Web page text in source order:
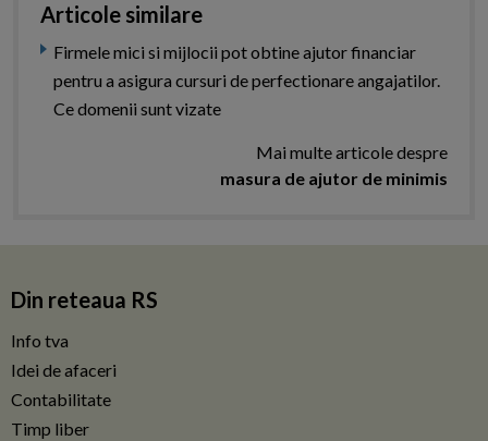
Articole similare
Firmele mici si mijlocii pot obtine ajutor financiar
pentru a asigura cursuri de perfectionare angajatilor.
Ce domenii sunt vizate
Mai multe articole despre
masura de ajutor de minimis
Din reteaua RS
Info tva
Idei de afaceri
Contabilitate
Timp liber